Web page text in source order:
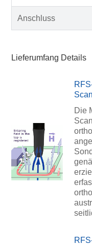
Anschluss
Lieferumfang Details
Die